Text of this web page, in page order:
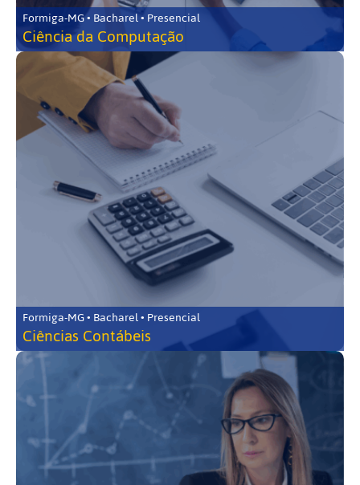
Formiga-MG • Bacharel • Presencial
Ciência da Computação
Formiga-MG • Bacharel • Presencial
Ciências Contábeis